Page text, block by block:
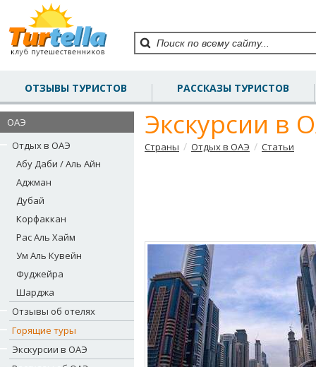
ОТЗЫВЫ ТУРИСТОВ РАССКАЗЫ ТУРИСТОВ
ОАЭ
Отдых в ОАЭ
Абу Даби / Аль Айн
Аджман
Дубай
Корфаккан
Рас Аль Хайм
Ум Аль Кувейн
Фуджейра
Шарджа
Отзывы об отелях
Горящие туры
Экскурсии в ОАЭ
Экскурсии в
Страны / Отдых в ОАЭ / Статьи